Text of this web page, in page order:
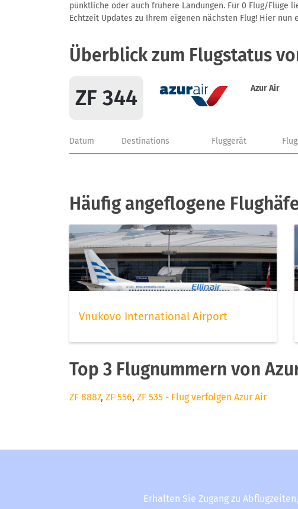
pünktliche oder auch frühere Landungen. Für 0 Flug/Flüge
Echtzeit Updates zu Ihrem eigenen nächsten Flug! Hier
Überblick zum Flugstatus
ZF 344 Azur Air
Datum Destinations Fluggerät
Häufig angeflogene
Vnukovo International Airport
Top 3 Flugnummern von
ZF 8887, ZF 556, ZF 535 - Flug verfolgen Azur Air
Erhalten Sie Zugang zu